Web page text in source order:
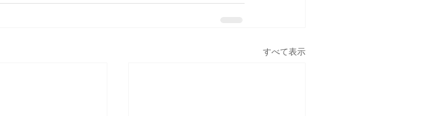
すべて表示